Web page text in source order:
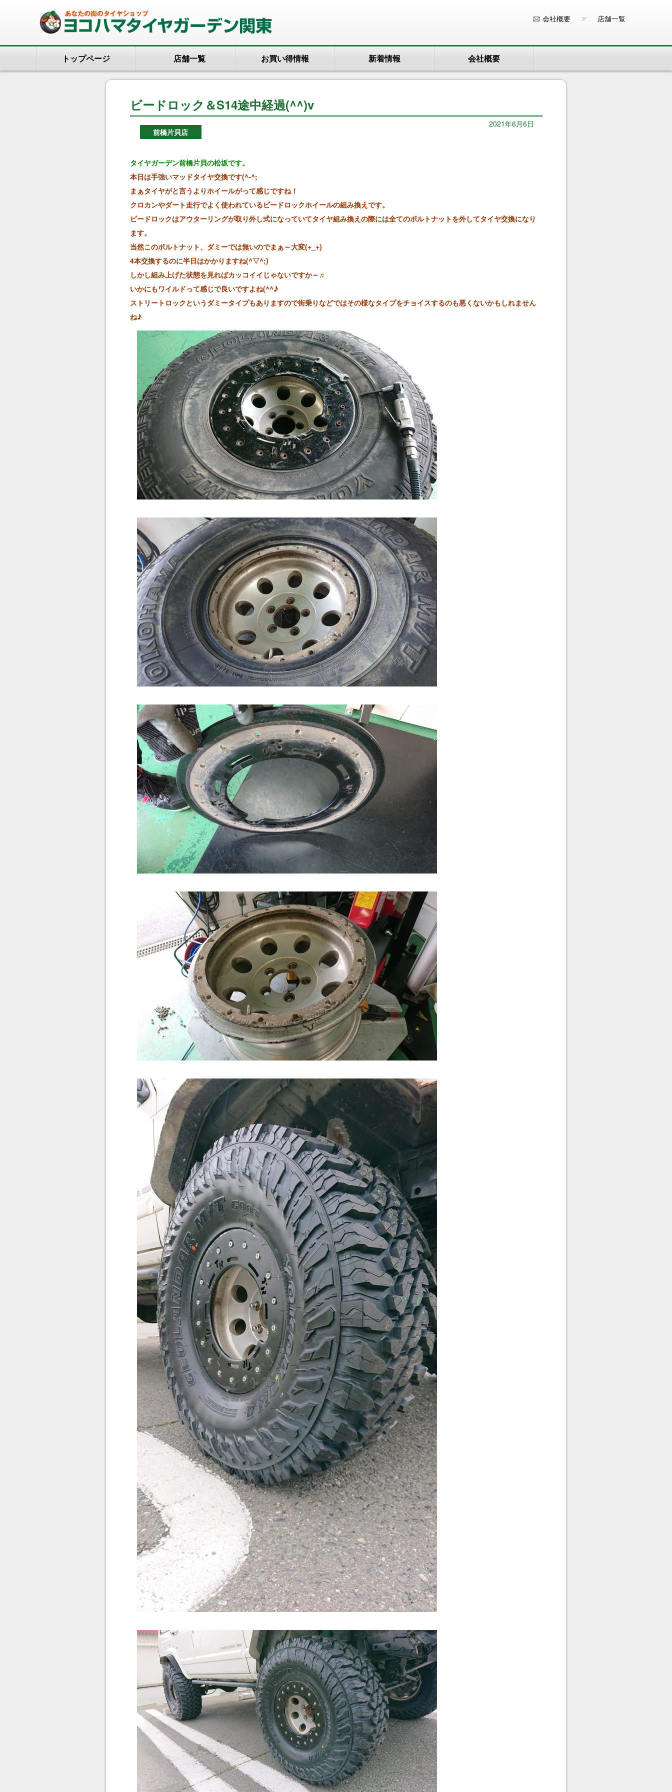
店舗一覧
会社概要
トップページ 店舗一覧 お買い得情報 新着情報 会社概要
ビードロック＆S14途中経過(^^)v
前橋片貝店
2021年6月6日
タイヤガーデン前橋片貝の松坂です。
本日は手強いマッドタイヤ交換です(^-^;
まぁタイヤがと言うよりホイールがって感じですね！
クロカンやダート走行でよく使われているビードロックホイールの組み換えです。
ビードロックはアウターリングが取り外し式になっていてタイヤ組み換えの際には全てのボルトナットを外してタイヤ交換になり
ます。
当然このボルトナット、ダミーでは無いのでまぁ～大変(+_+)
4本交換するのに半日はかかりますね(^▽^;)
しかし組み上げた状態を見ればカッコイイじゃないですか～♬
いかにもワイルドって感じで良いですよね(^^♪
ストリートロックというダミータイプもありますので街乗りなどではその様なタイプをチョイスするのも悪くないかもしれません
ね♪